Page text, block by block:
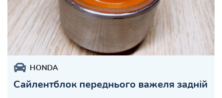
HONDA
Сайлентблок переднього важеля задній